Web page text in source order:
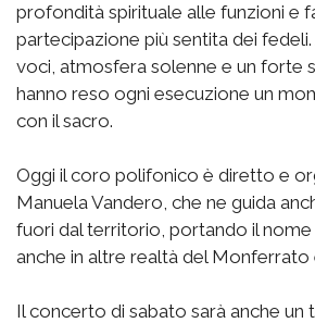
profondità spirituale alle funzioni e
partecipazione più sentita dei
voci, atmosfera solenne e un forte
hanno reso ogni esecuzione un
con il sacro.
Oggi il coro polifonico è diretto e
Manuela Vandero, che ne guida
fuori dal territorio, portando il
anche in altre realtà del Monferrato
Il concerto di sabato sarà anche un